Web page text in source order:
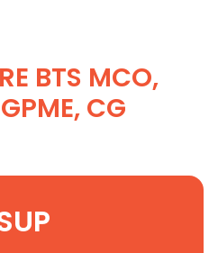
BTS MCO,
CG